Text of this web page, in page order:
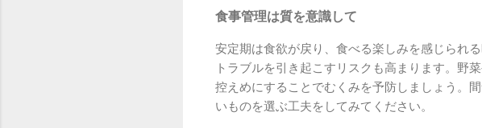
食事管理は質を意識して
安定期は食欲が戻り、食べる楽しみを感じられ
トラブルを引き起こすリスクも高まります。野
控えめにすることでむくみを予防しましょう。
いものを選ぶ工夫をしてみてください。